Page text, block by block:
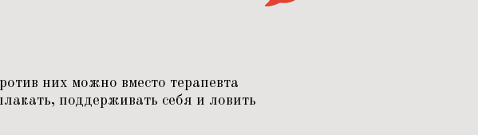
них можно вместо терапевта
поддерживать себя и ловить